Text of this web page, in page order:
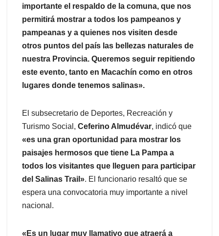
importante el respaldo de la comuna, que nos
permitirá mostrar a todos los pampeanos y
pampeanas y a quienes nos visiten desde
otros puntos del país las bellezas naturales de
nuestra Provincia. Queremos seguir repitiendo
este evento, tanto en Macachín como en otros
lugares donde tenemos salinas».
El subsecretario de Deportes, Recreación y
Turismo Social, Ceferino Almudévar, indicó que
«es una gran oportunidad para mostrar los
paisajes hermosos que tiene La Pampa a
todos los visitantes que lleguen para participar
del Salinas Trail». El funcionario resaltó que se
espera una convocatoria muy importante a nivel
nacional.
«Es un lugar muy llamativo que atraerá a